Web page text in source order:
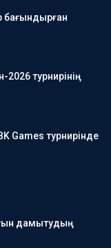
бағындырған
турнирінің
Games турнирінде
дамытудың